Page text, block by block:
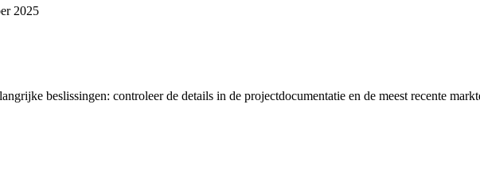
2025
beslissingen: controleer de details in de projectdocumentatie en de meest recente